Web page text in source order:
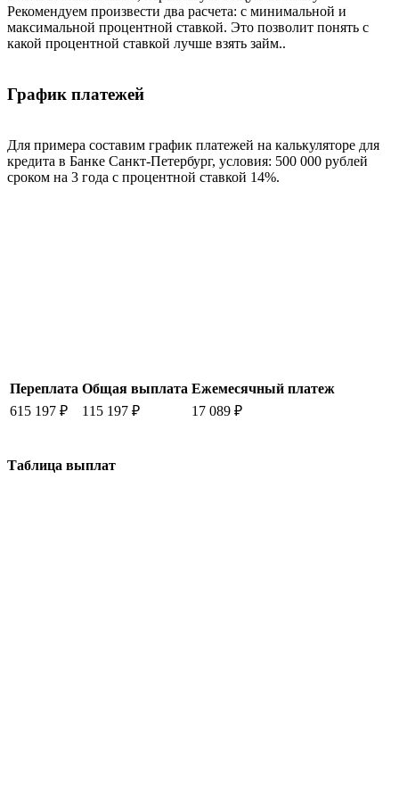
Рекомендуем произвести два расчета: с минимальной и
максимальной процентной ставкой. Это позволит понять с
какой процентной ставкой лучше взять займ..
График платежей
Для примера составим график платежей на калькуляторе для
кредита в Банке Санкт-Петербург, условия: 500 000 рублей
сроком на 3 года с процентной ставкой 14%.
Переплата Общая выплата Ежемесячный платеж
615 197 ₽
115 197 ₽ 17 089 ₽
Таблица выплат